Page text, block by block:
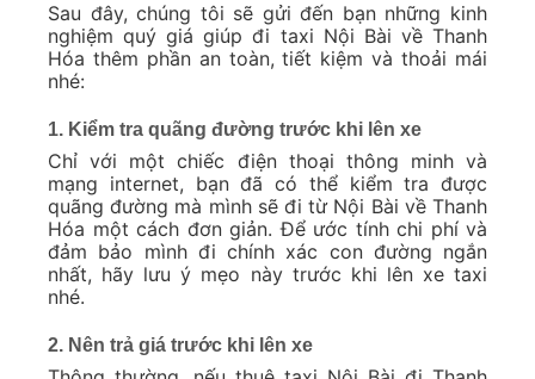
Sau đây, chúng tôi sẽ gửi đến bạn những kinh
nghiệm quý giá giúp đi taxi Nội Bài về Thanh
Hóa thêm phần an toàn, tiết kiệm và thoải mái
nhé:
1. Kiểm tra quãng đường trước khi lên xe
Chỉ với một chiếc điện thoại thông minh và
mạng internet, bạn đã có thể kiểm tra được
quãng đường mà mình sẽ đi từ Nội Bài về Thanh
Hóa một cách đơn giản. Để ước tính chi phí và
đảm bảo mình đi chính xác con đường ngắn
nhất, hãy lưu ý mẹo này trước khi lên xe taxi
nhé.
2. Nên trả giá trước khi lên xe